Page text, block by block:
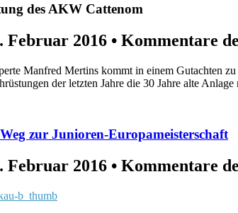
des AKW Cattenom
Februar 2016 • Kommentare
Manfred Mertins kommt in einem Gutachten
der letzten Jahre die 30 Jahre alte
zur Junioren-Europameisterschaft
Februar 2016 • Kommentare